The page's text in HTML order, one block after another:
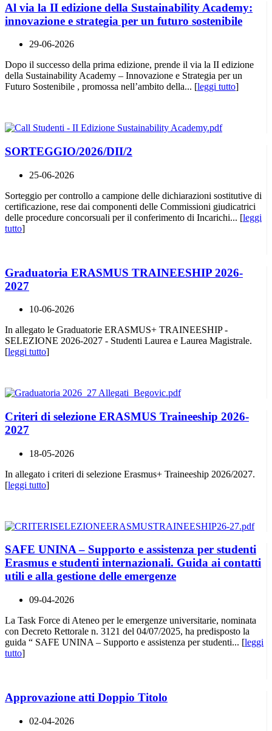
Al via la II edizione della Sustainability Academy:
innovazione e strategia per un futuro sostenibile
29-06-2026
Dopo il successo della prima edizione, prende il via la II edizione
della Sustainability Academy – Innovazione e Strategia per un
Futuro Sostenibile , promossa nell’ambito della... [leggi tutto]
SORTEGGIO/2026/DII/2
25-06-2026
Sorteggio per controllo a campione delle dichiarazioni sostitutive di
certificazione, rese dai componenti delle Commissioni giudicatrici
delle procedure concorsuali per il conferimento di Incarichi... [leggi
tutto]
Graduatoria ERASMUS TRAINEESHIP 2026-
2027
10-06-2026
In allegato le Graduatorie ERASMUS+ TRAINEESHIP -
SELEZIONE 2026-2027 - Studenti Laurea e Laurea Magistrale.
[leggi tutto]
Criteri di selezione ERASMUS Traineeship 2026-
2027
18-05-2026
In allegato i criteri di selezione Erasmus+ Traineeship 2026/2027.
[leggi tutto]
SAFE UNINA – Supporto e assistenza per studenti
Erasmus e studenti internazionali. Guida ai contatti
utili e alla gestione delle emergenze
09-04-2026
La Task Force di Ateneo per le emergenze universitarie, nominata
con Decreto Rettorale n. 3121 del 04/07/2025, ha predisposto la
guida “ SAFE UNINA – Supporto e assistenza per studenti... [leggi
tutto]
Approvazione atti Doppio Titolo
02-04-2026